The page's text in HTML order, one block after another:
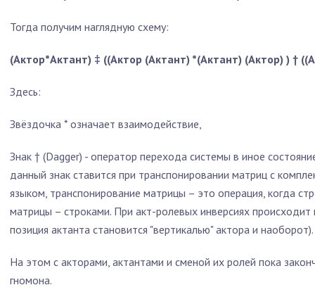
Тогда получим наглядную схему:
(Актор*Актант) ‡ ((Актор (Актант) *(Актант) (Актор) ) †
Здесь:
Звёздочка * означает взаимодействие,
Знак † (Dagger) - оператор перехода системы в иное
данный знак ставится при транспонировании матриц с
языком, транспонирование матрицы – это операция, когда
матрицы – строками. При акт-ролевых инверсиях
позиция актанта становится "вертикалью" актора и наоборот).
На этом с акторами, актантами и сменой их ролей пока
гномона.